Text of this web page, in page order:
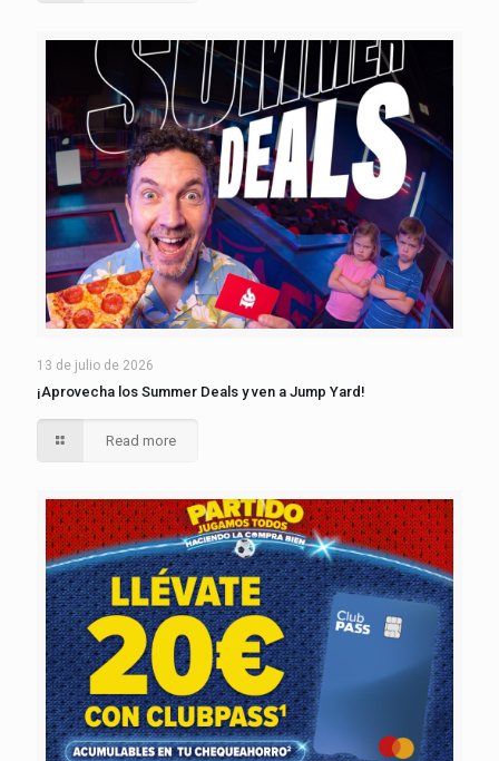
13 de julio de 2026
¡Aprovecha los Summer Deals y ven a Jump Yard!
Read more